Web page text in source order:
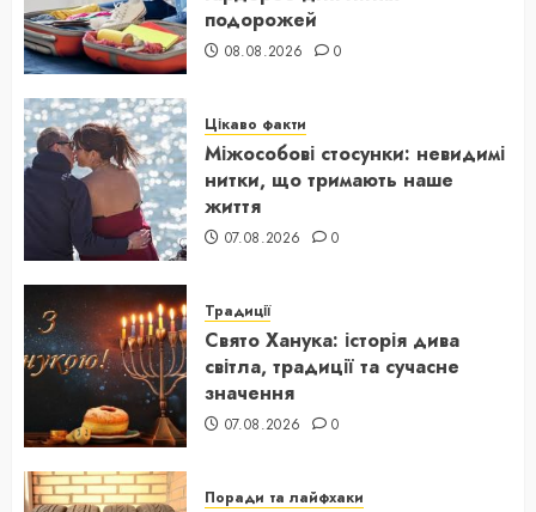
подорожей
08.08.2026 0
Цікаво факти
Міжособові стосунки: невидимі
нитки, що тримають наше
життя
07.08.2026 0
Традиції
Свято Ханука: історія дива
світла, традиції та сучасне
значення
07.08.2026 0
Поради та лайфхаки